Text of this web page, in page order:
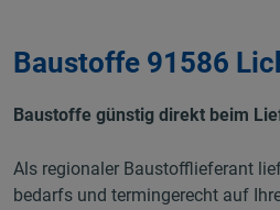
Baustoffe 91586
Baustoffe günstig direkt beim
Als regionaler Baustofflieferant
bedarfs und termingerecht auf